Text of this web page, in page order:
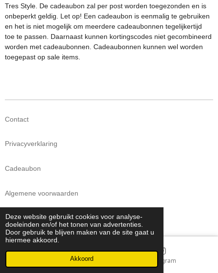
Deze website gebruikt cookies voor analyse-
doeleinden en/of het tonen van advertenties.
Door gebruik te blijven maken van de site gaat u
hiermee akkoord.
Akkoord
Tres Style. De cadeaubon zal per post worden toegezonden en is
onbeperkt geldig. Let op! Een cadeaubon is eenmalig te gebruiken
en het is niet mogelijk om meerdere cadeaubonnen tegelijkertijd
toe te passen. Daarnaast kunnen kortingscodes niet gecombineerd
worden met cadeaubonnen. Cadeaubonnen kunnen wel worden
toegepast op sale items.
Contact
Privacyverklaring
Cadeaubon
Algemene voorwaarden
Bestellen, betalen en retourneren
E-mailadres Instagram